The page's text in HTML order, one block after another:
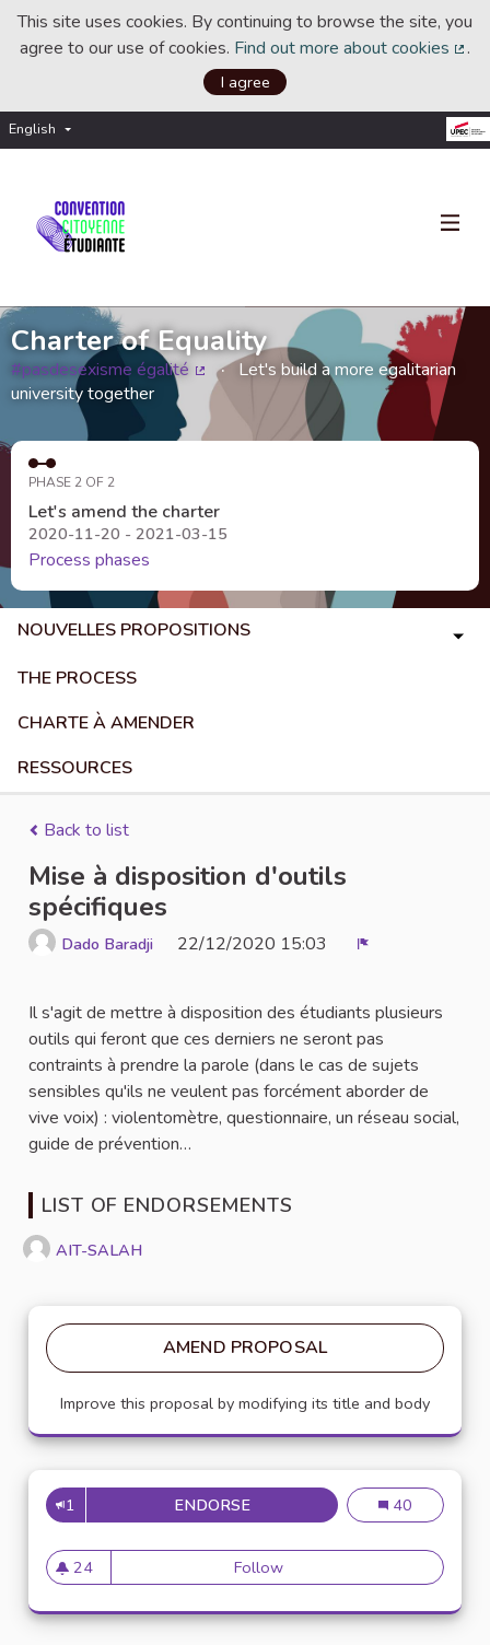
This site uses cookies. By continuing to browse the site, you
agree to our use of cookies. Find out more about cookies .
I agree
English Choisir la langue
Charter of Equality
#pasdesexisme égalité
(External link)
Let's build a more egalitarian
university together
PHASE 2 OF 2
Let's amend the charter
2020-11-20 - 2021-03-15
Process phases
NOUVELLES PROPOSITIONS
THE PROCESS
CHARTE À AMENDER
RESSOURCES
Back to list
Mise à disposition d'outils
spécifiques
Dado Baradji 22/12/2020 15:03
Il s'agit de mettre à disposition des étudiants plusieurs
outils qui feront que ces derniers ne seront pas
contraints à prendre la parole (dans le cas de sujets
sensibles qu'ils ne veulent pas forcément aborder de
vive voix) : violentomètre, questionnaire, un réseau social,
guide de prévention…
LIST OF ENDORSEMENTS
AIT-SALAH
AMEND PROPOSAL
Improve this proposal by modifying its title and body
1 ENDORSE MISE À DISPOSITION
Mise à
40
24
24 followers
FollowMise à disposition d'outils